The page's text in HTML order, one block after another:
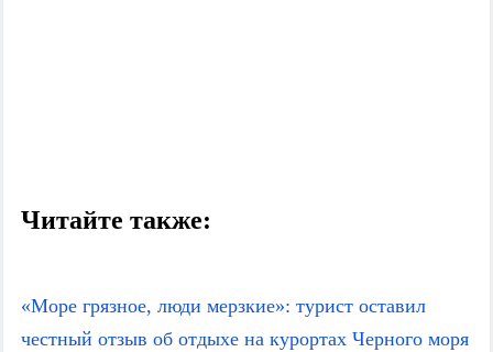
Читайте также:
«Море грязное, люди мерзкие»: турист оставил
честный отзыв об отдыхе на курортах Черного моря